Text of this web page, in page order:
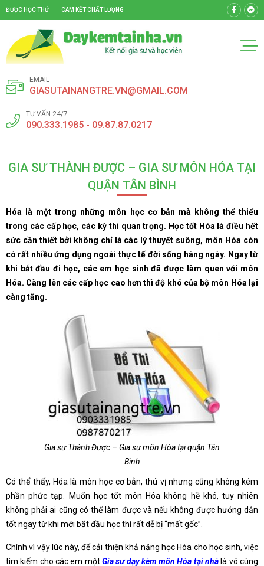
ĐƯỢC HỌC THỬ CAM KẾT CHẤT LƯỢNG
EMAIL
GIASUTAINANGTRE.VN@GMAIL.COM
TƯ VẤN 24/7
090.333.1985 - 09.87.87.0217
GIA SƯ THÀNH ĐƯỢC – GIA SƯ MÔN HÓA TẠI
QUẬN TÂN BÌNH
Hóa là một trong những môn học cơ bản mà không thể thiếu
trong các cấp học, các kỳ thi quan trọng. Học tốt Hóa là điều hết
sức cần thiết bởi không chỉ là các lý thuyết suông, môn Hóa còn
có rất nhiều ứng dụng ngoài thực tế đời sống hàng ngày. Ngay từ
khi bắt đầu đi học, các em học sinh đã được làm quen với môn
Hóa. Càng lên các cấp học cao hơn thì độ khó của bộ môn Hóa lại
càng tăng.
Gia sư Thành Được – Gia sư môn Hóa tại quận Tân
Bình
Có thể thấy, Hóa là môn học cơ bản, thú vị nhưng cũng không kém
phần phức tạp. Muốn học tốt môn Hóa không hề khó, tuy nhiên
không phải ai cũng có thể làm được và nếu không được hướng dẫn
tốt ngay từ khi mới bắt đầu học thì rất dễ bị “mất gốc”.
Chính vì vậy lúc này, để cải thiện khả năng học Hóa cho học sinh, việc
tìm kiếm cho các em mộtGia sư dạy kèm môn Hóa tại nhà là vô cùng